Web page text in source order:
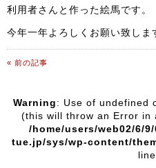
利用者さんと作った絵馬です。
今年一年よろしくお願い致しま
« 前の記事
Warning: Use of undefined
(this will throw an Error in
/home/users/web02/6/
tue.jp/sys/wp-content/
line